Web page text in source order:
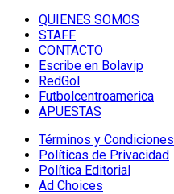
QUIENES SOMOS
STAFF
CONTACTO
Escribe en Bolavip
RedGol
Futbolcentroamerica
APUESTAS
Términos y Condiciones
Políticas de Privacidad
Política Editorial
Ad Choices